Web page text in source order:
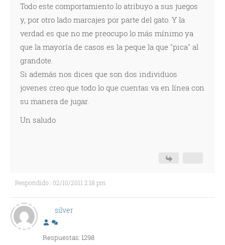
Todo este comportamiento lo atribuyo a sus juegos
y, por otro lado marcajes por parte del gato. Y la
verdad es que no me preocupo lo más mínimo ya
que la mayoría de casos es la peque la que "pica" al
grandote.
Si además nos dices que son dos individuos
jovenes creo que todo lo que cuentas va en línea con
su manera de jugar.
Un saludo
Respondido : 02/10/2011 2:18 pm
silver
Respuestas: 1298